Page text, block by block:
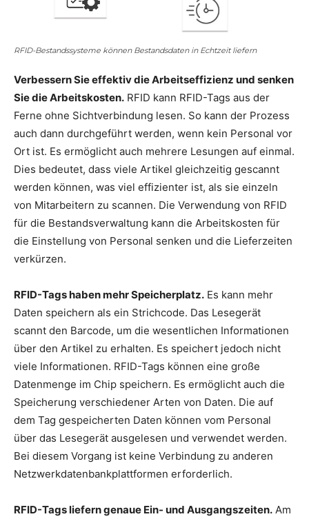
RFID-Bestandssysteme können Bestandsdaten in Echtzeit liefern
Verbessern Sie effektiv die Arbeitseffizienz und senken
Sie die Arbeitskosten. RFID kann RFID-Tags aus der
Ferne ohne Sichtverbindung lesen. So kann der Prozess
auch dann durchgeführt werden, wenn kein Personal vor
Ort ist. Es ermöglicht auch mehrere Lesungen auf einmal.
Dies bedeutet, dass viele Artikel gleichzeitig gescannt
werden können, was viel effizienter ist, als sie einzeln
von Mitarbeitern zu scannen. Die Verwendung von RFID
für die Bestandsverwaltung kann die Arbeitskosten für
die Einstellung von Personal senken und die Lieferzeiten
verkürzen.
RFID-Tags haben mehr Speicherplatz. Es kann mehr
Daten speichern als ein Strichcode. Das Lesegerät
scannt den Barcode, um die wesentlichen Informationen
über den Artikel zu erhalten. Es speichert jedoch nicht
viele Informationen. RFID-Tags können eine große
Datenmenge im Chip speichern. Es ermöglicht auch die
Speicherung verschiedener Arten von Daten. Die auf
dem Tag gespeicherten Daten können vom Personal
über das Lesegerät ausgelesen und verwendet werden.
Bei diesem Vorgang ist keine Verbindung zu anderen
Netzwerkdatenbankplattformen erforderlich.
RFID-Tags liefern genaue Ein- und Ausgangszeiten. Am